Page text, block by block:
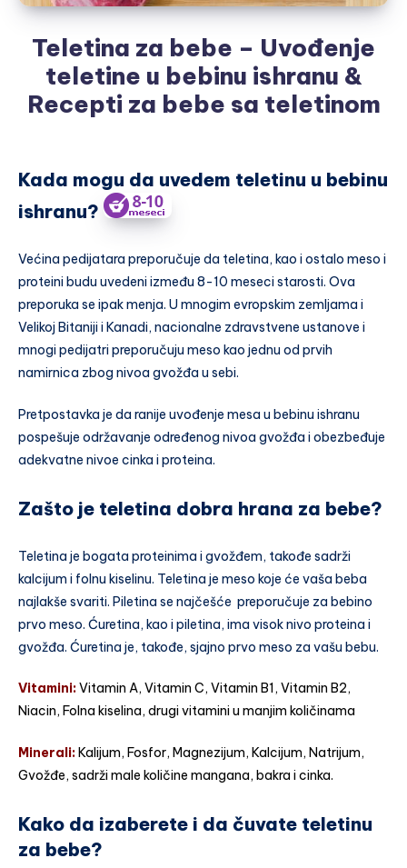
Teletina za bebe – Uvođenje
teletine u bebinu ishranu &
Recepti za bebe sa teletinom
Kada mogu da uvedem teletinu u bebinu
ishranu?
Većina pedijatara preporučuje da teletina, kao i ostalo meso i
proteini budu uvedeni između 8-10 meseci starosti. Ova
preporuka se ipak menja. U mnogim evropskim zemljama i
Velikoj Bitaniji i Kanadi, nacionalne zdravstvene ustanove i
mnogi pedijatri preporučuju meso kao jednu od prvih
namirnica zbog nivoa gvožđa u sebi.
Pretpostavka je da ranije uvođenje mesa u bebinu ishranu
pospešuje održavanje određenog nivoa gvožđa i obezbeđuje
adekvatne nivoe cinka i proteina.
Zašto je teletina dobra hrana za bebe?
Teletina je bogata proteinima i gvožđem, takođe sadrži
kalcijum i folnu kiselinu. Teletina je meso koje će vaša beba
najlakše svariti. Piletina se najčešće preporučuje za bebino
prvo meso. Ćuretina, kao i piletina, ima visok nivo proteina i
gvožđa. Ćuretina je, takođe, sjajno prvo meso za vašu bebu.
Vitamini:Vitamin A, Vitamin C, Vitamin B1, Vitamin B2,
Niacin, Folna kiselina, drugi vitamini u manjim količinama
Minerali:Kalijum, Fosfor, Magnezijum, Kalcijum, Natrijum,
Gvožđe, sadrži male količine mangana, bakra i cinka.
Kako da izaberete i da čuvate teletinu
za bebe?